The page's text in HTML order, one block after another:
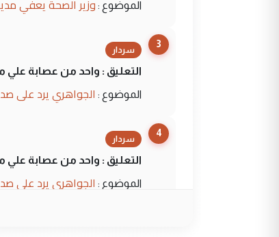
الموضوع : وزير الصحة يعفي
3
سردار
التعليق : واحد من عصابة علي
الموضوع : الجواهري يرد على
4
سردار
التعليق : واحد من عصابة علي
الموضوع : الجواهري يرد على